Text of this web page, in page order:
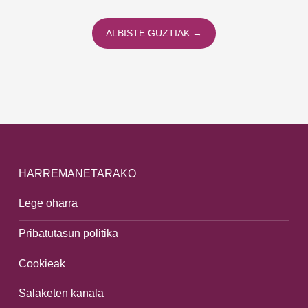
ALBISTE GUZTIAK →
HARREMANETARAKO
Lege oharra
Pribatutasun politika
Cookieak
Salaketen kanala